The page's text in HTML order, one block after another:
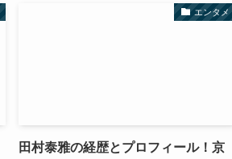
エンタメ
田村泰雅の経歴とプロフィール！京